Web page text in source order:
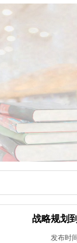
战略规划
发布时